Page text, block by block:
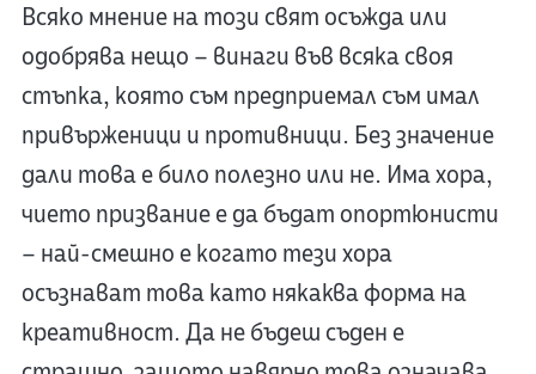
Всяко мнение на този свят осъжда или
одобрява нещо – винаги във всяка своя
стъпка, която съм предприемал съм имал
привърженици и противници. Без значение
дали това е било полезно или не. Има хора,
чието призвание е да бъдат опортюнисти
– най-смешно е когато тези хора
осъзнават това като някаква форма на
креативност. Да не бъдеш съден е